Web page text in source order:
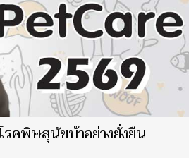
รคพิษสุนัขบ้าอย่างยั่งยืน